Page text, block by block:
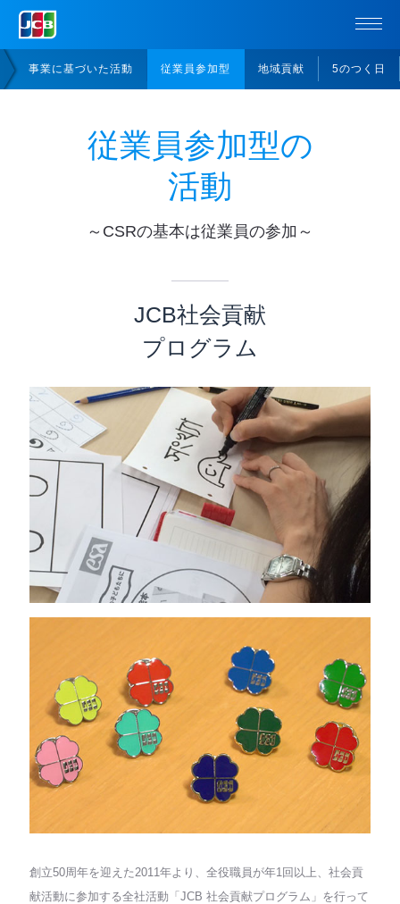
事業に基づいた活動 従業員参加型 地域貢献 5のつく日
従業員参加型の
活動
～CSRの基本は従業員の参加～
JCB社会貢献
プログラム
創立50周年を迎えた2011年より、全役職員が年1回以上、社会貢
献活動に参加する全社活動「JCB 社会貢献プログラム」を行って